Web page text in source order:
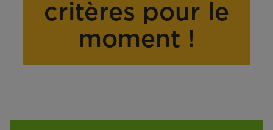
critères pour le
moment !